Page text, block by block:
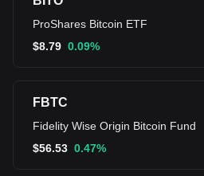
ProShares Bitcoin ETF
$8.79 0.09%
FBTC
Fidelity Wise Origin Bitcoin Fund
$56.53 0.47%